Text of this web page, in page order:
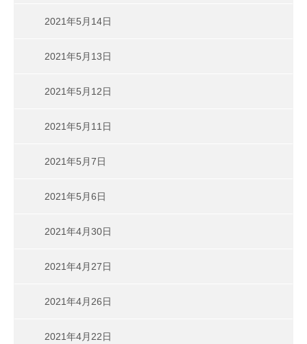
2021年5月14日
2021年5月13日
2021年5月12日
2021年5月11日
2021年5月7日
2021年5月6日
2021年4月30日
2021年4月27日
2021年4月26日
2021年4月22日